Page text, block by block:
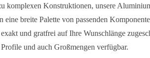
komplexen Konstruktionen, unsere
eine breite Palette von passenden
und gratfrei auf Ihre Wunschlänge
und auch Großmengen verfügbar.